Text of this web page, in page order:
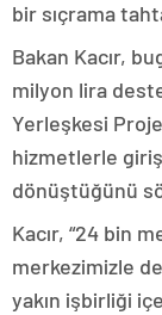
bir sıçrama
Bakan Kacır,
milyon lira
Yerleşkesi
hizmetlerle
dönüştüğünü
Kacır, “24 bin
merkezimizle
yakın işbirliği